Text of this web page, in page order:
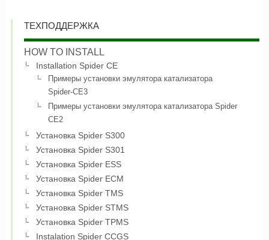
ТЕХПОДДЕРЖКА
HOW TO INSTALL
Installation Spider CE
Примеры установки эмулятора катализатора
Spider-CE3
Примеры установки эмулятора катализатора Spider
CE2
Установка Spider S300
Установка Spider S301
Установка Spider ESS
Установка Spider ECM
Установка Spider TMS
Установка Spider STMS
Установка Spider TPMS
Instalation Spider CCGS